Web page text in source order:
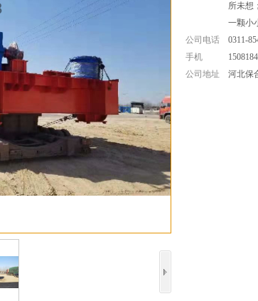
所未想
一颗小
公司电话
0311-
手机
公司地址
河北保